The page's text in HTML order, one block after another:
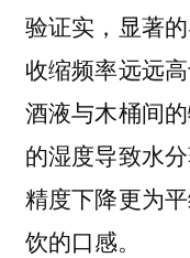
验证实，显著
收缩频率远远
酒液与木桶间
的湿度导致水
精度下降更为
饮的口感。